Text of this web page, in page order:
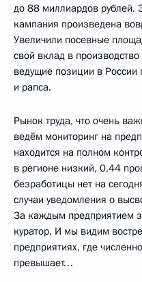
до 88 миллиардов рублей.
кампания произведена
Увеличили посевные
свой вклад в
ведущие позиции в России
и рапса.
Рынок труда, что очень
ведём мониторинг на
находится на полном
в регионе низкий, 0,44
безработицы нет на
случаи уведомления о
За каждым предприятием
куратор. И мы видим
предприятиях, где
превышает…